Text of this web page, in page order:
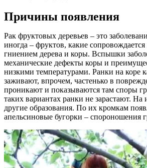
Причины появления
Рак фруктовых деревьев – это
иногда – фруктов, какие
гниением дерева и коры. Вспышки
механические дефекты коры и
низкими температурами. Ранки на коре
заживают, впрочем, частенько в
проникают и показываются там споры
таких вариантах ранки не зарастают. На
другие образования. По их кромкам
апельсиновые бугорки – спороношения